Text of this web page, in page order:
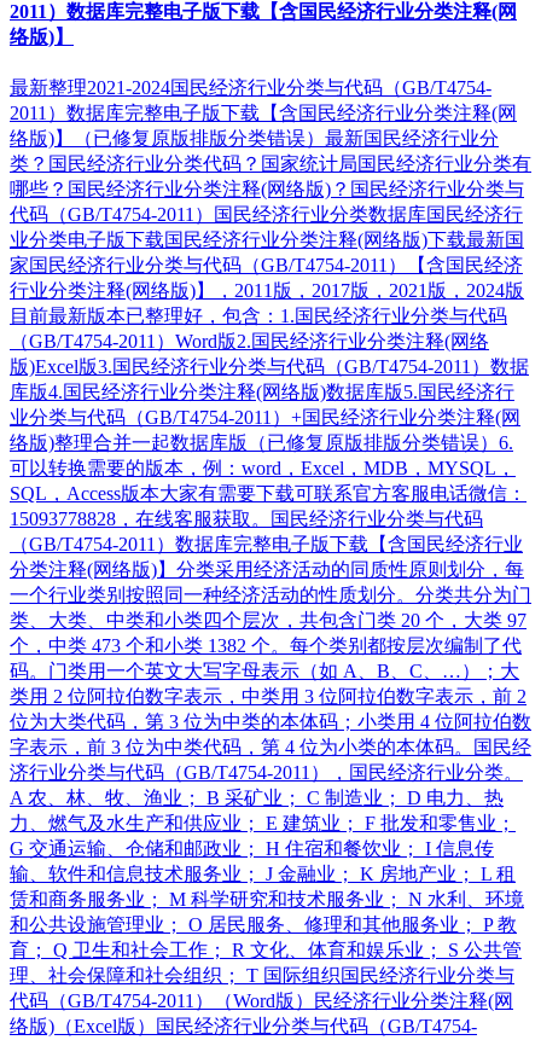
2011）数据库完整电子版下载【含国民经济行业分类注释(网
络版)】
最新整理2021-2024国民经济行业分类与代码（GB/T4754-
2011）数据库完整电子版下载【含国民经济行业分类注释(网
络版)】（已修复原版排版分类错误）最新国民经济行业分
类？国民经济行业分类代码？国家统计局国民经济行业分类有
哪些？国民经济行业分类注释(网络版)？国民经济行业分类与
代码（GB/T4754-2011）国民经济行业分类数据库国民经济行
业分类电子版下载国民经济行业分类注释(网络版)下载最新国
家国民经济行业分类与代码（GB/T4754-2011）【含国民经济
行业分类注释(网络版)】，2011版，2017版，2021版，2024版
目前最新版本已整理好，包含：1.国民经济行业分类与代码
（GB/T4754-2011）Word版2.国民经济行业分类注释(网络
版)Excel版3.国民经济行业分类与代码（GB/T4754-2011）数据
库版4.国民经济行业分类注释(网络版)数据库版5.国民经济行
业分类与代码（GB/T4754-2011）+国民经济行业分类注释(网
络版)整理合并一起数据库版（已修复原版排版分类错误）6.
可以转换需要的版本，例：word，Excel，MDB，MYSQL，
SQL，Access版本大家有需要下载可联系官方客服电话微信：
15093778828，在线客服获取。国民经济行业分类与代码
（GB/T4754-2011）数据库完整电子版下载【含国民经济行业
分类注释(网络版)】分类采用经济活动的同质性原则划分，每
一个行业类别按照同一种经济活动的性质划分。分类共分为门
类、大类、中类和小类四个层次，共包含门类 20 个，大类 97
个，中类 473 个和小类 1382 个。每个类别都按层次编制了代
码。门类用一个英文大写字母表示（如 A、B、C、…）；大
类用 2 位阿拉伯数字表示，中类用 3 位阿拉伯数字表示，前 2
位为大类代码，第 3 位为中类的本体码；小类用 4 位阿拉伯数
字表示，前 3 位为中类代码，第 4 位为小类的本体码。国民经
济行业分类与代码（GB/T4754-2011），国民经济行业分类。
A 农、林、牧、渔业； B 采矿业； C 制造业； D 电力、热
力、燃气及水生产和供应业； E 建筑业； F 批发和零售业；
G 交通运输、仓储和邮政业； H 住宿和餐饮业； I 信息传
输、软件和信息技术服务业； J 金融业； K 房地产业； L 租
赁和商务服务业； M 科学研究和技术服务业； N 水利、环境
和公共设施管理业； O 居民服务、修理和其他服务业； P 教
育； Q 卫生和社会工作； R 文化、体育和娱乐业； S 公共管
理、社会保障和社会组织； T 国际组织国民经济行业分类与
代码（GB/T4754-2011）（Word版）民经济行业分类注释(网
络版)（Excel版）国民经济行业分类与代码（GB/T4754-